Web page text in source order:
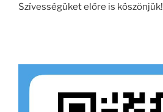
Szívességüket előre is köszönjük!